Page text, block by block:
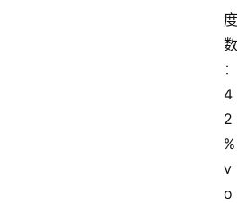
度
数
：
4
2
%
v
o